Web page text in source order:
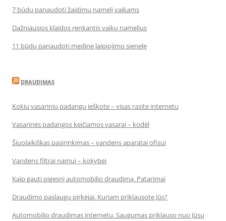
7 būdų panaudoti žaidimų namelį vaikams
Dažniausios klaidos renkantis vaikų namelius
11 būdų panaudoti medinę laipiojimo sienelę
DRAUDIMAS
Kokių vasarinių padangų ieškote – visas rasite internetu
Vasarinės padangos keičiamos vasarai – kodėl
Šiuolaikiškas pasirinkimas – vandens aparatai ofisui
Vandens filtrai namui – kokybei
Kaip gauti pigesnį automobilio draudimą. Patarimai
Draudimo paslaugų pirkėjai. Kuriam priklausote Jūs?
Automobilio draudimas internetu. Saugumas priklauso nuo Jūsų